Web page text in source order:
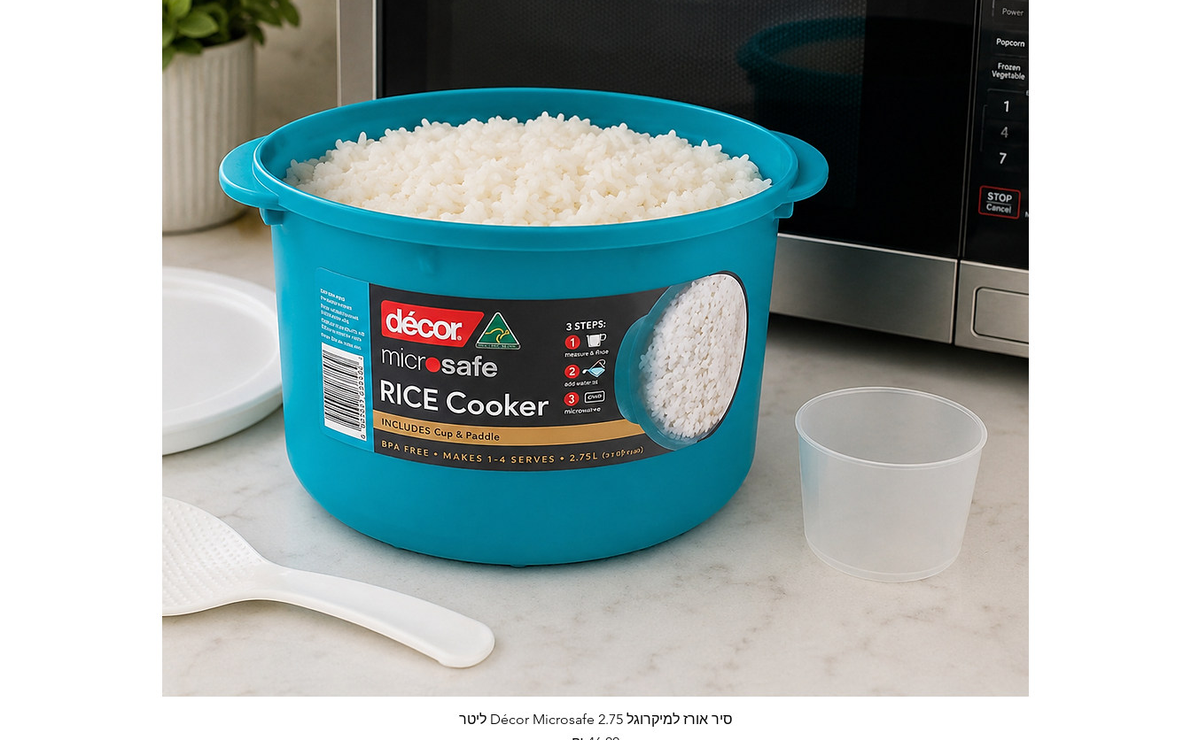
תצוגה מהירהסיר אורז למיקרוגל Décor Microsafe 2.75 ליטר